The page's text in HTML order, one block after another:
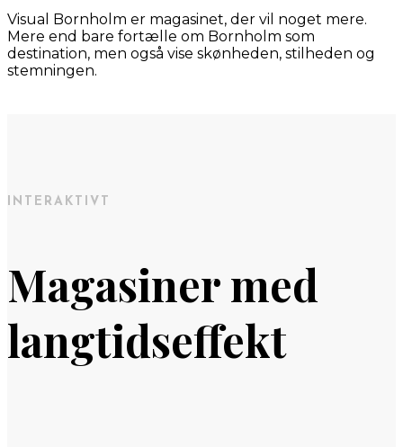
Visual Bornholm er magasinet, der vil noget mere.
Mere end bare fortælle om Bornholm som
destination, men også vise skønheden, stilheden og
stemningen.
INTERAKTIVT
Magasiner med
langtidseffekt